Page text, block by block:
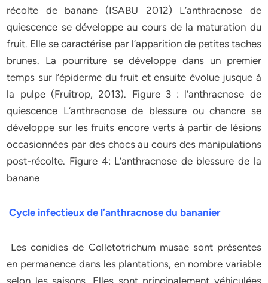
récolte de banane (ISABU 2012) L’anthracnose de
quiescence se développe au cours de la maturation du
fruit. Elle se caractérise par l’apparition de petites taches
brunes. La pourriture se développe dans un premier
temps sur l’épiderme du fruit et ensuite évolue jusque à
la pulpe (Fruitrop, 2013). Figure 3 : l’anthracnose de
quiescence L’anthracnose de blessure ou chancre se
développe sur les fruits encore verts à partir de lésions
occasionnées par des chocs au cours des manipulations
post-récolte. Figure 4: L’anthracnose de blessure de la
banane
Cycle infectieux de l’anthracnose du bananier
Les conidies de Colletotrichum musae sont présentes
en permanence dans les plantations, en nombre variable
selon les saisons. Elles sont principalement véhiculées